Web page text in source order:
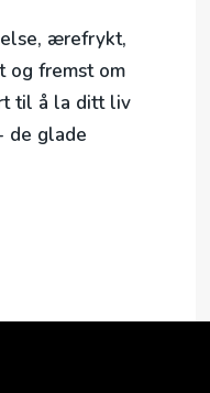
ærefrykt,
og fremst om
til å la ditt liv
de glade